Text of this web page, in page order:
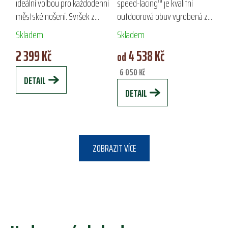
ideální volbou pro každodenní
městské nošení. Svršek z
měkké usně Soft nubuk a
odlehčená PU podešev
poskytují maximální pohodlí a
oporu po celý...
Skladem
2 399 Kč
DETAIL
speed-lacing™ je kvalitní
outdoorová obuv vyrobená z
kůže nubuck a nylonu, ideální
pro celoroční nošení. Díky
membráně Sympatex a
protiskluzové...
Skladem
od4 538 Kč
6 050 Kč
DETAIL
ZOBRAZIT VÍCE